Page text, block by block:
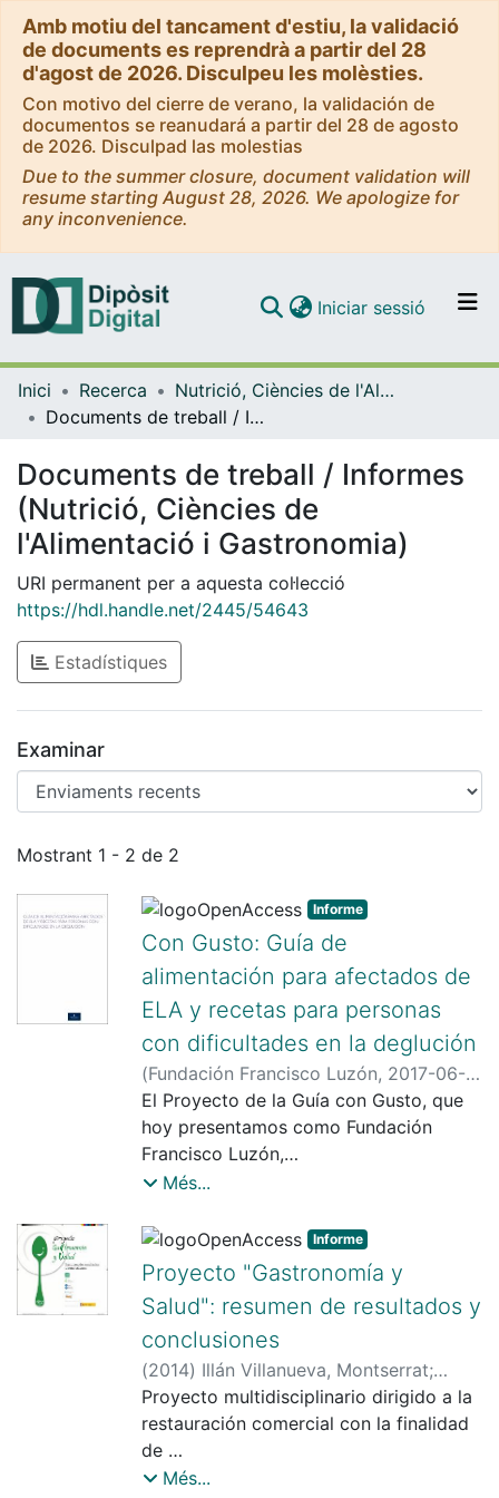
Amb motiu del tancament d'estiu, la validació
de documents es reprendrà a partir del 28
d'agost de 2026. Disculpeu les molèsties.
Con motivo del cierre de verano, la validación de
documentos se reanudará a partir del 28 de agosto
de 2026. Disculpad las molestias
Due to the summer closure, document validation will
resume starting August 28, 2026. We apologize for
any inconvenience.
Navega per tot el DD
Contacte
Iniciar sessió (current)
Inici Recerca
Nutrició, Ciències de l'Alimentació i Gastronomia
Documents de treball / Informes (Nutrició, Ciències de l'Alimentació i Gastronomia)
Documents de treball / Informes
(Nutrició, Ciències de
l'Alimentació i Gastronomia)
URI permanent per a aquesta col·lecció
https://hdl.handle.net/2445/54643
Estadístiques
Examinar
Enviaments recents
Mostrant 1 - 2 de 2
Informe
Con Gusto: Guía de
alimentación para afectados de
ELA y recetas para personas
con dificultades en la deglución
(Fundación Francisco Luzón, 2017-06-
21 )Povedano, Mònica ;Virgili, Núria;
Romero, Elisabet;Farran, Andreu;Illán
Villanueva, Montserrat
Garrido, Patricia
El Proyecto de la Guía con Gusto, que
hoy presentamos como Fundación
Francisco Luzón,
es uno de nuestros primeros trabajos
de la propia Fundación: mejorar
la calidad de vida de los familiares,
profesionales y pacientes con ELA. Para
ello, se quiere fomentar
una alimentación especialmente
pensada desde el punto de vista
nutricional y gastronómico, con el nivel
de textura adecuado, y una apetencia
positiva,que nos permita cumplir esa
tarea, tan necesaria para
Més...
Informe
Proyecto "Gastronomía y
Salud": resumen de resultados y
conclusiones
(2014) Illán Villanueva, Montserrat;
Torrado, Xavier;Zomeño Fajardo, María
Dolores;Farran, Andreu;Palma Linares,
Immaculada
Massaguer)
Proyecto multidisciplinario dirigido a la
restauración comercial con la finalidad
de
facilitar la adaptación de sus menús y
Més...